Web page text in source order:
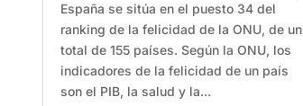
España se sitúa en el puesto 34 del
ranking de la felicidad de la ONU, de un
total de 155 países. Según la ONU, los
indicadores de la felicidad de un país
son el PIB, la salud y la...